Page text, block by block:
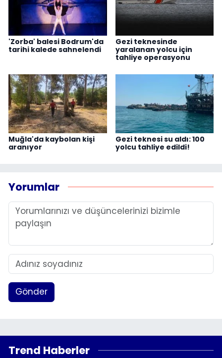
'Zorba' balesi Bodrum'da
tarihi kalede sahnelendi
Gezi teknesinde
yaralanan yolcu için
tahliye operasyonu
Muğla'da kaybolan kişi
aranıyor
Gezi teknesi su aldı: 100
yolcu tahliye edildi!
Yorumlar
Gönder
Trend Haberler